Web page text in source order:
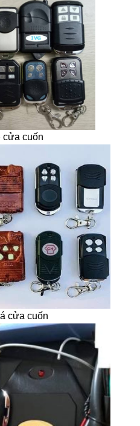
cửa cuốn
cửa cuốn